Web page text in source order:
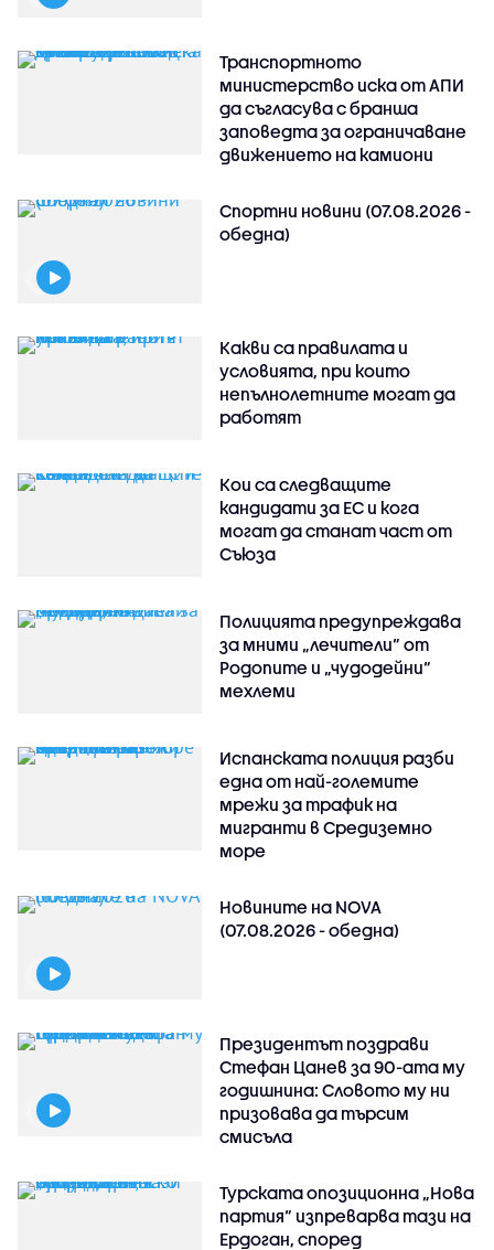
Транспортното
министерство иска от АПИ
да съгласува с бранша
заповедта за ограничаване
движението на камиони
Спортни новини (07.08.2026 -
обедна)
Какви са правилата и
условията, при които
непълнолетните могат да
работят
Кои са следващите
кандидати за ЕС и кога
могат да станат част от
Съюза
Полицията предупреждава
за мними „лечители“ от
Родопите и „чудодейни“
мехлеми
Испанската полиция разби
една от най-големите
мрежи за трафик на
мигранти в Средиземно
море
Новините на NOVA
(07.08.2026 - обедна)
Президентът поздрави
Стефан Цанев за 90-ата му
годишнина: Словото му ни
призовава да търсим
смисъла
Турската опозиционна „Нова
партия“ изпреварва тази на
Ердоган, според